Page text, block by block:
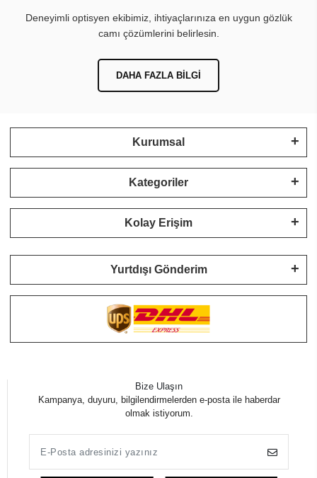
Deneyimli optisyen ekibimiz, ihtiyaçlarınıza en uygun gözlük
camı çözümlerini belirlesin.
DAHA FAZLA BILGI
Kurumsal
Kategoriler
Kolay Erişim
Yurtdışı Gönderim
Bize Ulaşın
Kampanya, duyuru, bilgilendirmelerden e-posta ile haberdar
olmak istiyorum.